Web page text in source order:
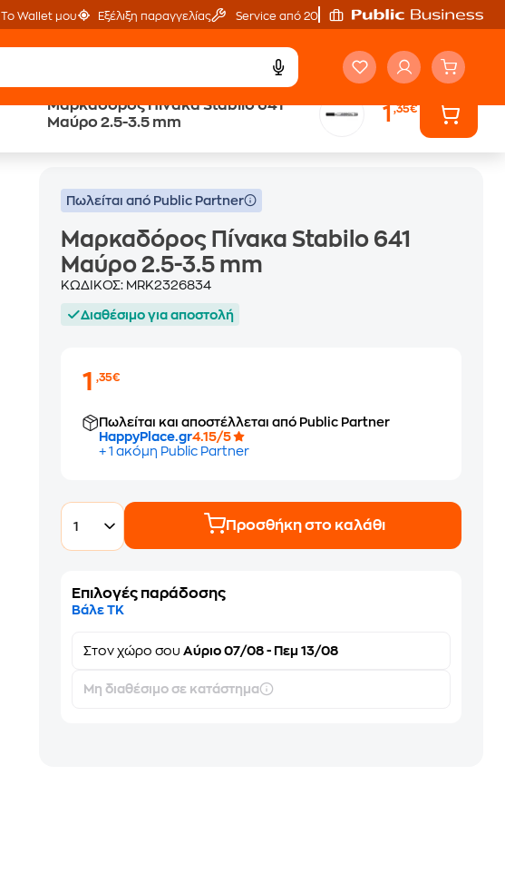
Το Wallet μου Εξέλιξη παραγγελίας Service από 20'
Μαρκαδόρος Πίνακα Stabilo 641
Μαύρο 2.5-3.5 mm
1,35€
Πωλείται από Public Partner
Μαρκαδόρος Πίνακα Stabilo 641
Μαύρο 2.5-3.5 mm
ΚΩΔΙΚΟΣ: MRK2326834
Διαθέσιμο για αποστολή
1,35€
Πωλείται και αποστέλλεται από Public Partner
HappyPlace.gr4.15/5
+ 1 ακόμη Public Partner
1 Προσθήκη στο καλάθι
Επιλογές παράδοσης
Βάλε ΤΚ
Στονχώρο σου Αύριο 07/08 - Πεμ 13/08
Μη διαθέσιμο σε κατάστημα